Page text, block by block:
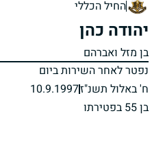
החיל הכללי
יהודה כהן
בן מזל ואברהם
נפטר לאחר השירות ביום
ח' באלול תשנ"ז10.9.1997
בן 55 בפטירתו